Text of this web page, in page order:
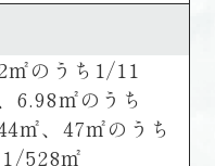
のうち1/11
6.98㎡のうち
㎡、47㎡のうち
528㎡